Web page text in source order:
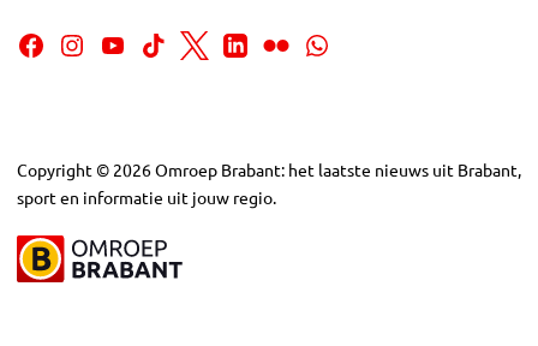
Copyright © 2026Omroep Brabant: het laatste nieuws uit Brabant,
sport en informatie uit jouw regio.